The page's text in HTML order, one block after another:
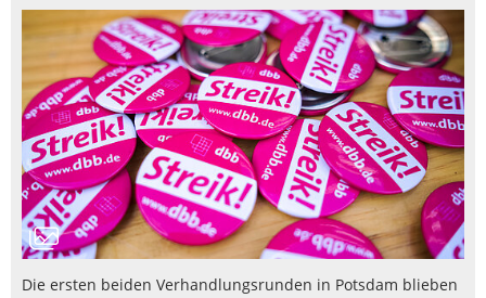
Die ersten beiden Verhandlungsrunden in Potsdam blieben